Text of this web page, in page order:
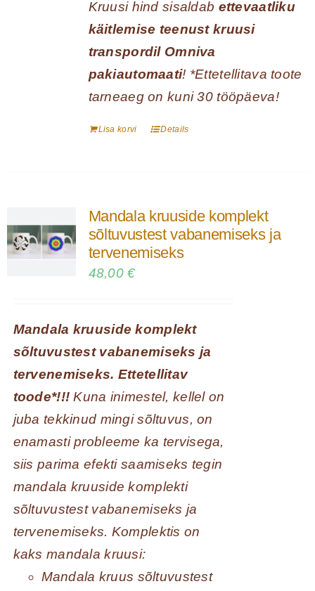
Kruusi hind sisaldab ettevaatliku
käitlemise teenust kruusi
transpordil Omniva
pakiautomaati! *Ettetellitava toote
tarneaeg on kuni 30 tööpäeva!
Lisa korvi Details
Mandala kruuside komplekt
sõltuvustest vabanemiseks ja
tervenemiseks
48,00€
Mandala kruuside komplekt
sõltuvustest vabanemiseks ja
tervenemiseks. Ettetellitav
toode*!!! Kuna inimestel, kellel on
juba tekkinud mingi sõltuvus, on
enamasti probleeme ka tervisega,
siis parima efekti saamiseks tegin
mandala kruuside komplekti
sõltuvustest vabanemiseks ja
tervenemiseks. Komplektis on
kaks mandala kruusi:
Mandala kruus sõltuvustest